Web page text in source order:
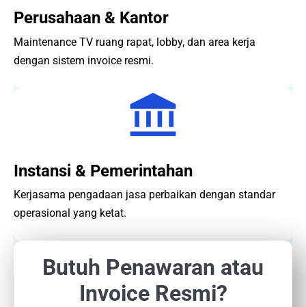
Perusahaan & Kantor
Maintenance TV ruang rapat, lobby, dan area kerja
dengan sistem invoice resmi.
Instansi & Pemerintahan
Kerjasama pengadaan jasa perbaikan dengan standar
operasional yang ketat.
Butuh Penawaran atau
Invoice Resmi?